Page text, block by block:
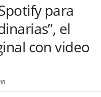
para
el
con video